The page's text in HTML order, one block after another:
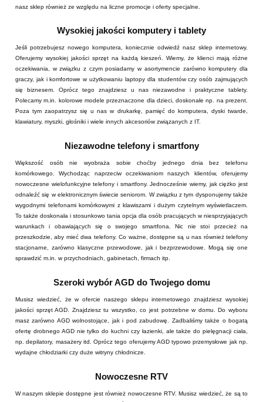
nasz sklep również ze względu na liczne promocje i oferty specjalne.
Wysokiej jakości komputery i tablety
Jeśli potrzebujesz nowego komputera, koniecznie odwiedź nasz sklep internetowy.
Oferujemy wysokiej jakości sprzęt na każdą kieszeń. Wiemy, że klienci mają różne
oczekiwania, w związku z czym posiadamy w asortymencie zarówno komputery dla
graczy, jak i komfortowe w użytkowaniu laptopy dla studentów czy osób zajmujących
się biznesem. Oprócz tego znajdziesz u nas niezawodne i praktyczne tablety.
Polecamy m.in. kolorowe modele przeznaczone dla dzieci, doskonałe np. na prezent.
Poza tym zaopatrzysz się u nas w drukarkę, pamięć do komputera, dyski twarde,
klawiatury, myszki, głośniki i wiele innych akcesoriów związanych z IT.
Niezawodne telefony i smartfony
Większość osób nie wyobraża sobie choćby jednego dnia bez telefonu
komórkowego. Wychodząc naprzeciw oczekiwaniom naszych klientów, oferujemy
nowoczesne wielofunkcyjne telefony i smartfony. Jednocześnie wiemy, jak ciężko jest
odnaleźć się w elektronicznym świecie seniorom. W związku z tym dysponujemy także
wygodnymi telefonami komórkowymi z klawiszami i dużym czytelnym wyświetlaczem.
To także doskonała i stosunkowo tania opcja dla osób pracujących w niesprzyjających
warunkach i obawiających się o swojego smartfona. Nic nie stoi przecież na
przeszkodzie, aby mieć dwa telefony. Co ważne, dostępne są u nas również telefony
stacjonarne, zarówno klasyczne przewodowe, jak i bezprzewodowe. Mogą się one
sprawdzić m.in. w przychodniach, gabinetach, firmach itp.
Szeroki wybór AGD do Twojego domu
Musisz wiedzieć, że w ofercie naszego sklepu internetowego znajdziesz wysokiej
jakości sprzęt AGD. Znajdziesz tu wszystko, co jest potrzebne w domu. Do wyboru
masz zarówno AGD wolnostojące, jak i pod zabudowę. Zadbaliśmy także o bogatą
ofertę drobnego AGD nie tylko do kuchni czy łazienki, ale także do pielęgnacji ciała,
np. depilatory, masażery itd. Oprócz tego oferujemy AGD typowo przemysłowe jak np.
wydajne chłodziarki czy duże witryny chłodnicze.
Nowoczesne RTV
W naszym sklepie dostępne jest również nowoczesne RTV. Musisz wiedzieć, że są to